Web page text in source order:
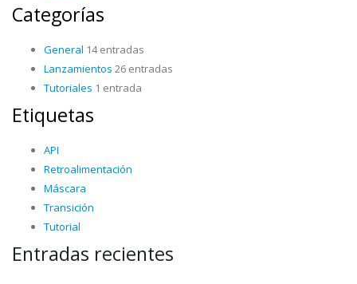
Categorías
General 14 entradas
Lanzamientos 26 entradas
Tutoriales 1 entrada
Etiquetas
API
Retroalimentación
Máscara
Transición
Tutorial
Entradas recientes